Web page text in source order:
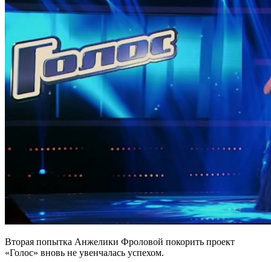
Вторая попытка Анжелики Фроловой покорить проект
«Голос» вновь не увенчалась успехом.